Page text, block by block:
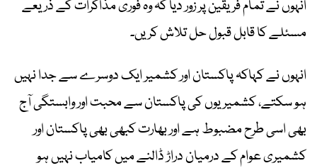
انہوں نے تمام فریقین پر زور دیا کہ وہ فوری مذاکرات کے ذریعے
مسئلے کا قابل قبول حل تلاش کریں۔
انہوں نے کہاکہ پاکستان اور کشمیر ایک دوسرے سے جدا نہیں
ہو سکتے، کشمیریوں کی پاکستان سے محبت اور وابستگی آج
بھی اسی طرح مضبوط ہے اور بھارت کبھی بھی پاکستان اور
کشمیری عوام کے درمیان دراڑ ڈالنے میں کامیاب نہیں ہو